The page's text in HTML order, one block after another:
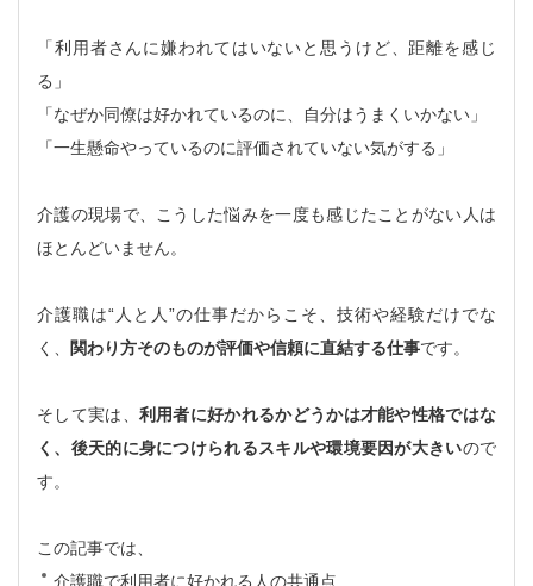
「利用者さんに嫌われてはいないと思うけど、距離を感じ
る」
「なぜか同僚は好かれているのに、自分はうまくいかない」
「一生懸命やっているのに評価されていない気がする」
介護の現場で、こうした悩みを一度も感じたことがない人は
ほとんどいません。
介護職は“人と人”の仕事だからこそ、技術や経験だけでな
く、
関わり方そのものが評価や信頼に直結する仕事です。
そして実は、 利用者に好かれるかどうかは才能や性格ではな
く、後天的に身につけられるスキルや環境要因が大きいので
す。
この記事では、
介護職で利用者に好かれる人の共通点